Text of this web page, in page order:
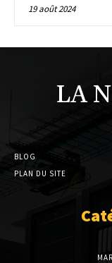
19 août 2024
LA
BLOG
PLAN DU SITE